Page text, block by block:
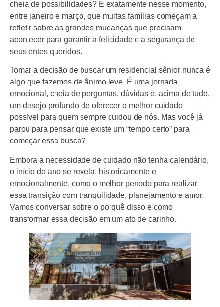
cheia de possibilidades? É exatamente nesse momento,
entre janeiro e março, que muitas famílias começam a
refletir sobre as grandes mudanças que precisam
acontecer para garantir a felicidade e a segurança de
seus entes queridos.
Tomar a decisão de buscar um residencial sênior nunca é
algo que fazemos de ânimo leve. É uma jornada
emocional, cheia de perguntas, dúvidas e, acima de tudo,
um desejo profundo de oferecer o melhor cuidado
possível para quem sempre cuidou de nós. Mas você já
parou para pensar que existe um “tempo certo” para
começar essa busca?
Embora a necessidade de cuidado não tenha calendário,
o início do ano se revela, historicamente e
emocionalmente, como o melhor período para realizar
essa transição com tranquilidade, planejamento e amor.
Vamos conversar sobre o porquê disso e como
transformar essa decisão em um ato de carinho.